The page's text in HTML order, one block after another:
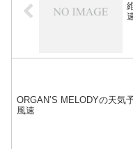
ORGAN’S MELODYの天気
風速